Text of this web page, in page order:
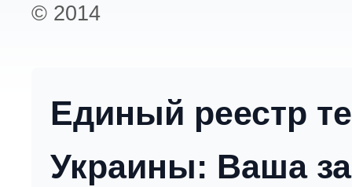
© 2014
Единый реестр
Украины: Ваша